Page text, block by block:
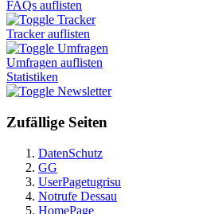
FAQs auflisten
Tracker
Tracker auflisten
Umfragen
Umfragen auflisten
Statistiken
Newsletter
Zufällige Seiten
DatenSchutz
GG
UserPagetugrisu
Notrufe Dessau
HomePage